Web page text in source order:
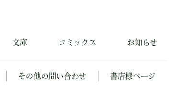
文庫 コミックス お知らせ
その他の問い合わせ 書店様ページ